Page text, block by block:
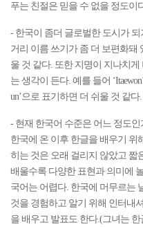
푸는 친절은 믿을 수 없을 정도이
- 한국이 좀더 글로벌한 도시가
거리 이름 쓰기가 좀 더 보편화돼
울 것 같다. 또한 지명이 지나치
는 생각이 든다. 예를 들어 ‘Itaewon’
un’으로 표기하면 더 쉬울 것 같다.
- 현재 한국어 수준은 어느 정도
한국에 온 이후 한글을 배우기 위
히는 것은 오래 걸리지 않았고 짧
배울수록 다양한 표현과 의미에
국어는 어렵다. 한국에 머무르는
것을 경험하고 알기 위해 인터내
을 배우고 발표도 한다.(그녀는